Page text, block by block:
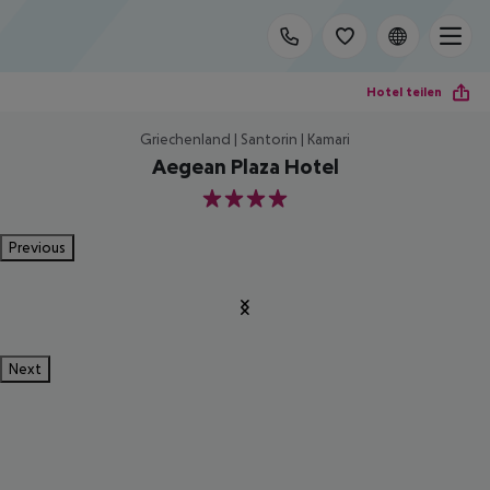
Hotel teilen
Griechenland | Santorin | Kamari
Aegean Plaza Hotel
4
Previous
Next